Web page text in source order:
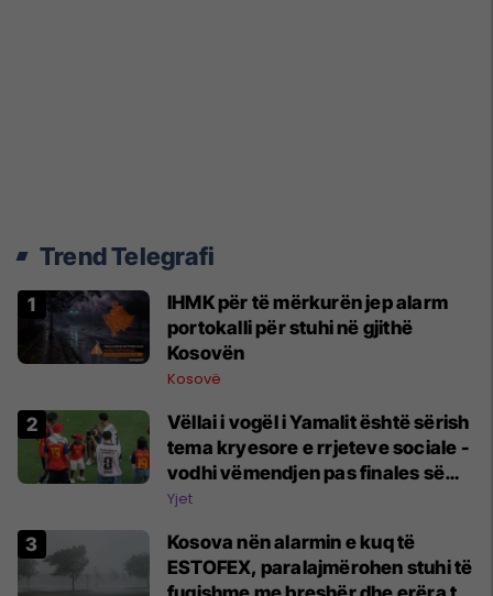
Trend Telegrafi
​IHMK për të mërkurën jep alarm
portokalli për stuhi në gjithë
Kosovën
Kosovë
Vëllai i vogël i Yamalit është sërish
tema kryesore e rrjeteve sociale -
vodhi vëmendjen pas finales së
Kupës së Botës
Yjet
Kosova nën alarmin e kuq të
ESTOFEX, paralajmërohen stuhi të